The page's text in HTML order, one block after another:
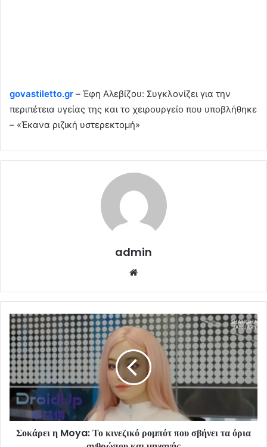
govastiletto.gr – Έφη Αλεβίζου: Συγκλονίζει για την
περιπέτεια υγείας της και το χειρουργείο που υποβλήθηκε
– «Έκανα ριζική υστερεκτομή»
admin
Σοκάρει η Moya: Το κινεζικό ρομπότ που σβήνει τα όρια